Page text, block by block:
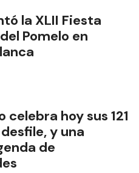
la XLII Fiesta
Pomelo en
celebra hoy sus 121
y una
de